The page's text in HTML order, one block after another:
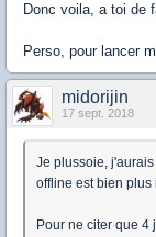
Donc voila, a toi de
Perso, pour lancer
midorijin
17 sept. 2018
Je plussoie,
offline est bien
Pour ne citer que 4